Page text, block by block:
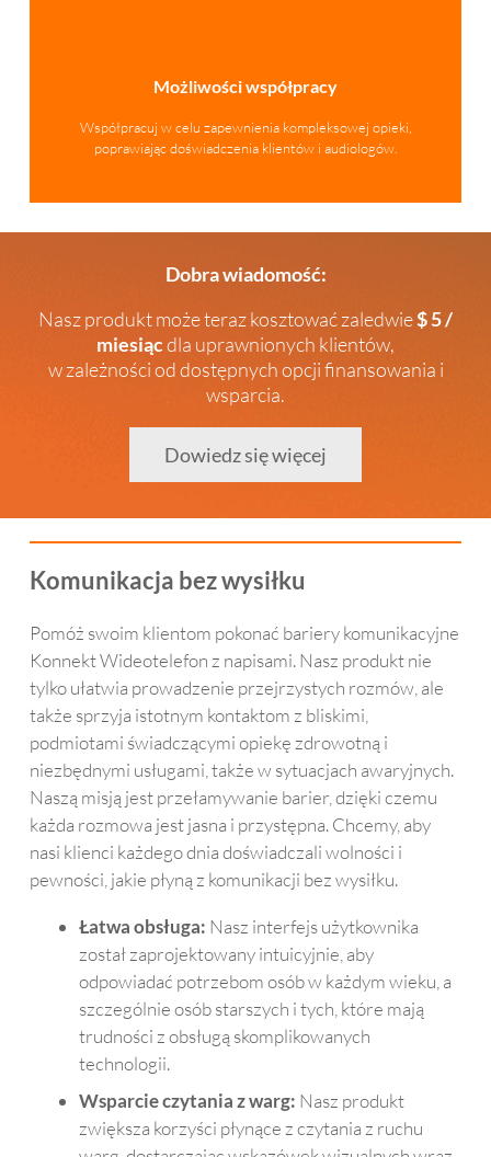
Możliwości współpracy
Współpracuj w celu zapewnienia kompleksowej opieki,
poprawiając doświadczenia klientów i audiologów.
Dobra wiadomość:
Nasz produkt może teraz kosztować zaledwie$ 5 /
miesiącdla uprawnionych klientów,
w zależności od dostępnych opcji finansowania i
wsparcia.
Dowiedz się więcej
Komunikacja bez wysiłku
Pomóż swoim klientom pokonać bariery komunikacyjne
Konnekt Wideotelefon z napisami. Nasz produkt nie
tylko ułatwia prowadzenie przejrzystych rozmów, ale
także sprzyja istotnym kontaktom z bliskimi,
podmiotami świadczącymi opiekę zdrowotną i
niezbędnymi usługami, także w sytuacjach awaryjnych.
Naszą misją jest przełamywanie barier, dzięki czemu
każda rozmowa jest jasna i przystępna. Chcemy, aby
nasi klienci każdego dnia doświadczali wolności i
pewności, jakie płyną z komunikacji bez wysiłku.
Łatwa obsługa: Nasz interfejs użytkownika
został zaprojektowany intuicyjnie, aby
odpowiadać potrzebom osób w każdym wieku, a
szczególnie osób starszych i tych, które mają
trudności z obsługą skomplikowanych
technologii.
Wsparcie czytania z warg: Nasz produkt
zwiększa korzyści płynące z czytania z ruchu